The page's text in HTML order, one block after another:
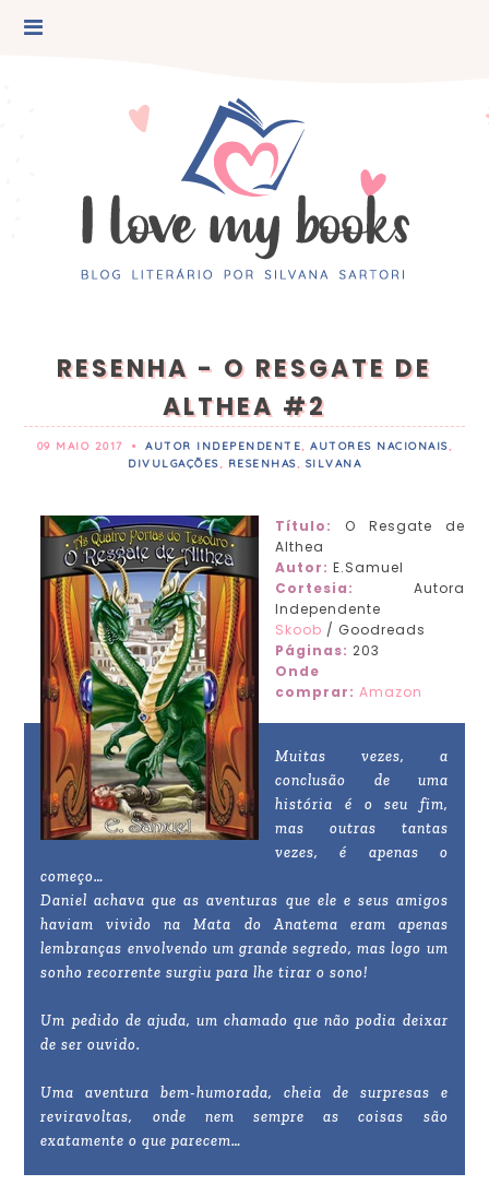
RESENHA - O RESGATE DE
ALTHEA #2
09 MAIO 2017 • AUTOR INDEPENDENTE, AUTORES NACIONAIS,
DIVULGAÇÕES, RESENHAS, SILVANA
Título:
O Resgate de
Althea
Autor: E.Samuel
Cortesia:
Autora
Independente
Skoob / Goodreads
Páginas: 203
Onde
comprar: Amazon
Muitas vezes, a
conclusão de uma
história é o seu fim,
mas outras tantas
vezes, é apenas o
começo…
Daniel achava que as aventuras que ele e seus amigos
haviam vivido na Mata do Anatema eram apenas
lembranças envolvendo um grande segredo, mas logo um
sonho recorrente surgiu para lhe tirar o sono!
Um pedido de ajuda, um chamado que não podia deixar
de ser ouvido.
Uma aventura bem-humorada, cheia de surpresas e
reviravoltas, onde nem sempre as coisas são
exatamente o que parecem…